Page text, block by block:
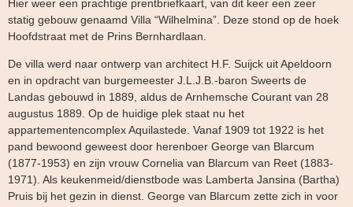
Hier weer een prachtige prentbriefkaart, van dit keer een zeer
statig gebouw genaamd Villa “Wilhelmina”. Deze stond op de hoek
Hoofdstraat met de Prins Bernhardlaan.
De villa werd naar ontwerp van architect H.F. Suijck uit Apeldoorn
en in opdracht van burgemeester J.L.J.B.-baron Sweerts de
Landas gebouwd in 1889, aldus de Arnhemsche Courant van 28
augustus 1889. Op de huidige plek staat nu het
appartementencomplex Aquilastede. Vanaf 1909 tot 1922 is het
pand bewoond geweest door herenboer George van Blarcum
(1877-1953) en zijn vrouw Cornelia van Blarcum van Reet (1883-
1971). Als keukenmeid/dienstbode was Lamberta Jansina (Bartha)
Pruis bij het gezin in dienst. George van Blarcum zette zich in voor